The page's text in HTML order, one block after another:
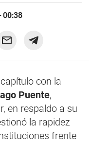
00:38
con la
Puente,
en respaldo a su
la rapidez
frente